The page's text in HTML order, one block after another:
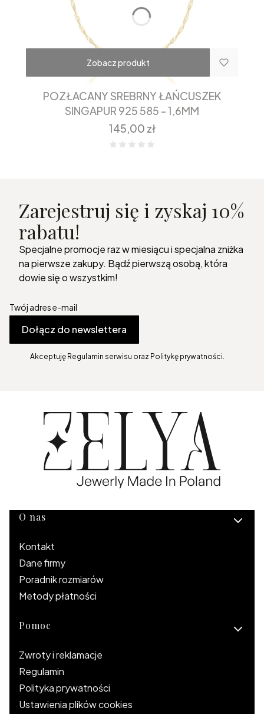
Zobacz produkt
POZŁACANY SREBRNY ŁAŃCUSZEK
SINGAPUR 925 585 - 1,6MM
Cena
145,00 zł
Zarejestruj się i zyskaj 10%
rabatu!
Specjalne promocje raz w miesiącu i specjalna zniżka
na pierwsze zakupy. Bądź pierwszą osobą, która
dowie się o wszystkim!
Twój adres e-mail
Dołącz do newslettera
Akceptuję Regulamin serwisu oraz Politykę prywatności.
Linki w stopce
O nas
Kontakt
Dane firmy
Poradnik rozmiarów
Metody płatności
Pomoc
Zwroty i reklamacje
Regulamin
Polityka prywatności
Ustawienia plików cookies